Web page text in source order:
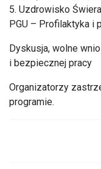
5. Uzdrowisko
PGU – Profilaktyka i
Dyskusja, wolne
i bezpiecznej pracy
Organizatorzy
programie.